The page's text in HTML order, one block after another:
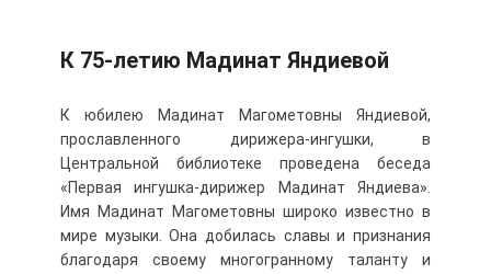
К 75-летию Мадинат Яндиевой
К юбилею Мадинат Магометовны Яндиевой,
прославленного дирижера-ингушки, в
Центральной библиотеке проведена беседа
«Первая ингушка-дирижер Мадинат Яндиева».
Имя Мадинат Магометовны широко известно в
мире музыки. Она добилась славы и признания
благодаря своему многогранному таланту и